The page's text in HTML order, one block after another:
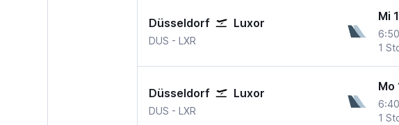
Düsseldorf Luxor
DUS - LXR
Mi
6:50
1
Düsseldorf Luxor
DUS - LXR
Mo
6:40
1